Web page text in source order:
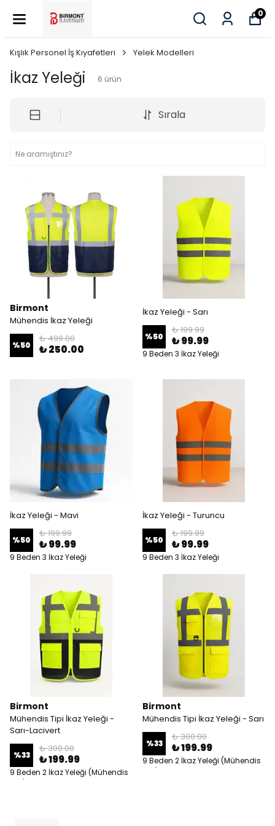
0
Kışlık Personel İş Kıyafetleri Yelek Modelleri
İkaz Yeleği 6 ürün
Sırala
Birmont
Mühendis İkaz Yeleği
%50
₺ 499.00
₺ 250.00
İkaz Yeleği - Sarı
%50
₺ 199.99
₺ 99.99
9 Beden 3 İkaz Yeleği
İkaz Yeleği - Mavi
%50
₺ 199.99
₺ 99.99
9 Beden 3 İkaz Yeleği
İkaz Yeleği - Turuncu
%50
₺ 199.99
₺ 99.99
9 Beden 3 İkaz Yeleği
Birmont
Mühendis Tipi İkaz Yeleği -
Sarı-Lacivert
%33
₺ 300.00
₺ 199.99
9 Beden 2 İkaz Yeleği (Mühendis
Birmont
Mühendis Tipi İkaz Yeleği - Sarı
%33
₺ 300.00
₺ 199.99
9 Beden 2 İkaz Yeleği (Mühendis